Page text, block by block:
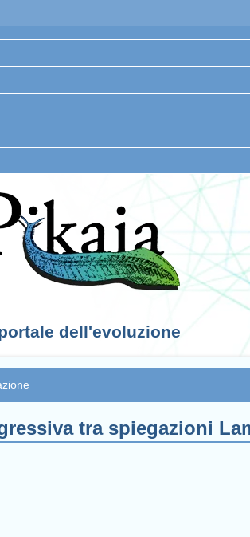
dell'evoluzione
tra spiegazioni